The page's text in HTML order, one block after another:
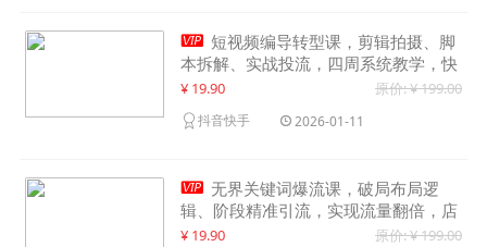
 短视频编导转型课，剪辑拍摄、脚
本拆解、实战投流，四周系统教学，快
速入行月入2w+
¥ 19.90 原价: ¥ 199.00
抖音快手 2026-01-11
 无界关键词爆流课，破局布局逻
辑、阶段精准引流，实现流量翻倍，店
铺业绩增长50%+
¥ 19.90 原价: ¥ 199.00